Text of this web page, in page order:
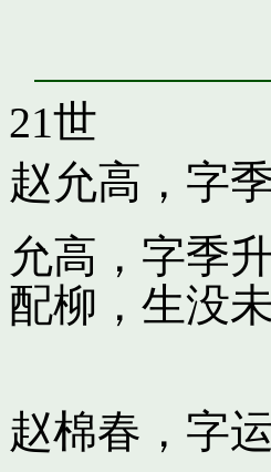
21世
赵允高，字
允高，字季
配柳，生没
赵棉春，字